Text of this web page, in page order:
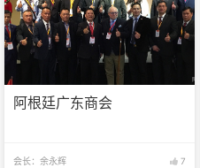
阿根廷广东商会
会长：余永辉 7